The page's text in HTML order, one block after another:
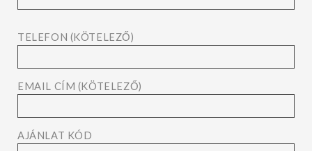
TELEFON (KÖTELEZŐ)
EMAIL CÍM (KÖTELEZŐ)
AJÁNLAT KÓD